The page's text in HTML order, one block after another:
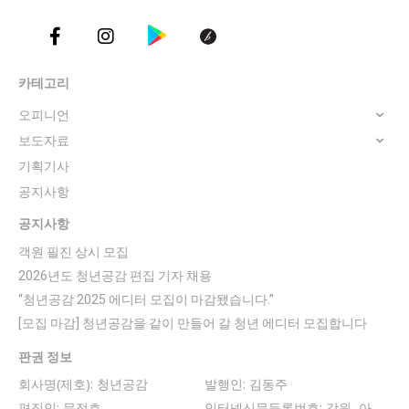
카테고리
오피니언
보도자료
기획기사
공지사항
공지사항
객원 필진 상시 모집
2026년도 청년공감 편집 기자 채용
“청년공감 2025 에디터 모집이 마감됐습니다.”
[모집 마감] 청년공감을 같이 만들어 갈 청년 에디터 모집합니다
판권 정보
회사명(제호): 청년공감
발행인: 김동주